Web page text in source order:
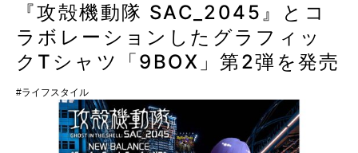
『攻殻機動隊 SAC_2045』とコ
ラボレーションしたグラフィッ
クTシャツ「9BOX」第2弾を発売
ライフスタイル